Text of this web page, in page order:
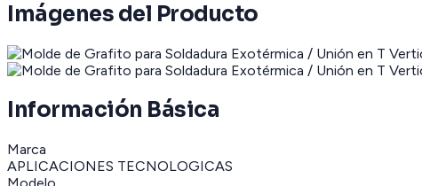
Imágenes del Producto
Información Básica
Marca
APLICACIONES TECNOLOGICAS